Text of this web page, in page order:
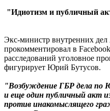
"Идиотизм и публичный
Экс-министр внутренних
прокомментировал в
расследований уголовное
фигурирует Юрий Бутусов.
"Возбуждение ГБР дела по
и еще один публичный акт
против инакомыслящего